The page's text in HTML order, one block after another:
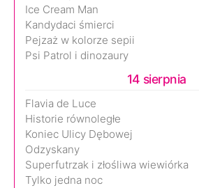
Ice Cream Man
Kandydaci śmierci
Pejzaż w kolorze sepii
Psi Patrol i dinozaury
14 sierpnia
Flavia de Luce
Historie równoległe
Koniec Ulicy Dębowej
Odzyskany
Superfutrzak i złośliwa wiewiórka
Tylko jedna noc